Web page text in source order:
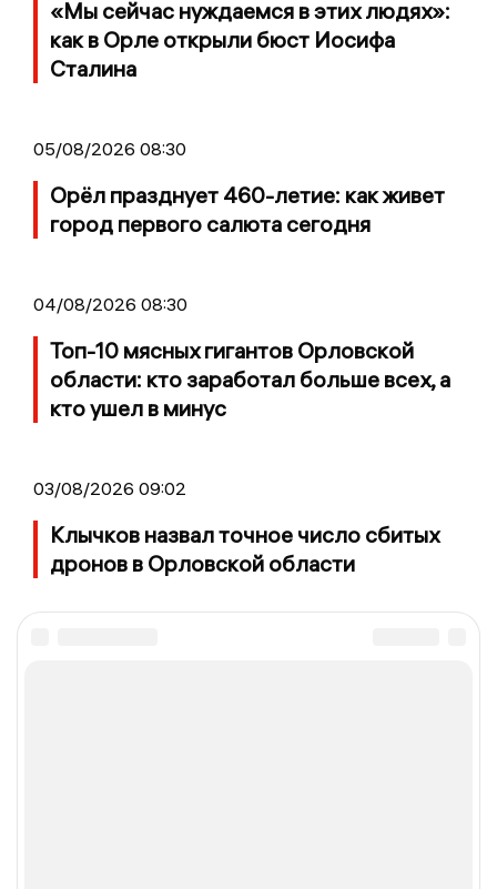
«Мы сейчас нуждаемся в этих людях»:
как в Орле открыли бюст Иосифа
Сталина
05/08/2026 08:30
Орёл празднует 460-летие: как живет
город первого салюта сегодня
04/08/2026 08:30
Топ-10 мясных гигантов Орловской
области: кто заработал больше всех, а
кто ушел в минус
03/08/2026 09:02
Клычков назвал точное число сбитых
дронов в Орловской области